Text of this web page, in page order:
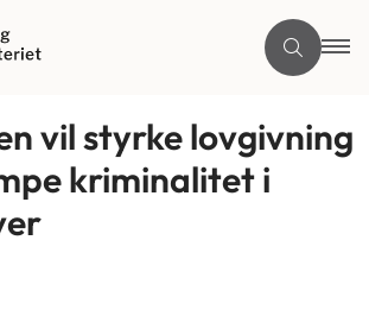
vil styrke lovgivning
kriminalitet i